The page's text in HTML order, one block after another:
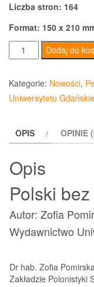
Liczba stron: 164
Format: 150 x 210
ilość
Polski
bez
barier
Dodaj do
Kategorie: Nowości,
Uniwersytetu
OPIS OPINIE
Opis
Polski
Autor: Zofia
Wydawnictwo
Dr hab. Zofia
Zakładzie Polonistyki